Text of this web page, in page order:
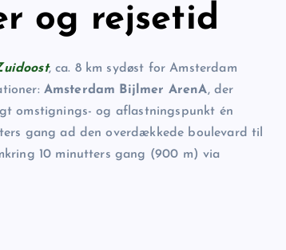
og rejsetid
, ca. 8 km sydøst for Amsterdam
Amsterdam Bijlmer ArenA, der
omstignings- og aflastningspunkt én
gang ad den overdækkede boulevard til
10 minutters gang (900 m) via